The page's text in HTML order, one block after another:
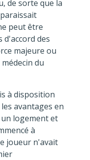
de sorte que la
peut être
d'accord des
majeure ou
du
à disposition
avantages en
logement et
à
joueur n'avait